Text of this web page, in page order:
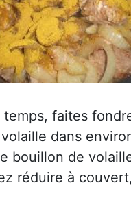
faites
dans
bouillon de
réduire à